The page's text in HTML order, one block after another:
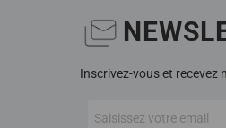
Inscrivez-vous et recevez